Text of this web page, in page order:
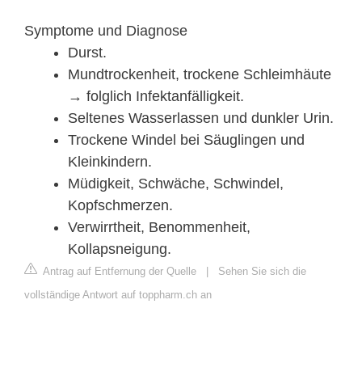
Symptome und Diagnose
Durst.
Mundtrockenheit, trockene Schleimhäute
→ folglich Infektanfälligkeit.
Seltenes Wasserlassen und dunkler Urin.
Trockene Windel bei Säuglingen und
Kleinkindern.
Müdigkeit, Schwäche, Schwindel,
Kopfschmerzen.
Verwirrtheit, Benommenheit,
Kollapsneigung.
Antrag auf Entfernung der Quelle | Sehen Sie sich die
vollständige Antwort auf toppharm.ch an